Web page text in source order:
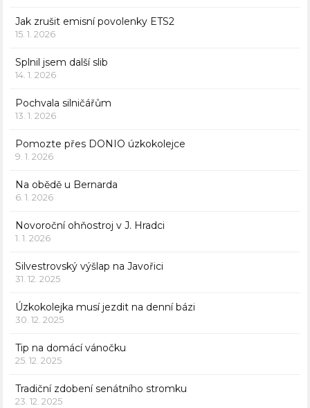
Jak zrušit emisní povolenky ETS2
15. 1. 2026
Splnil jsem další slib
14. 1. 2026
Pochvala silničářům
13. 1. 2026
Pomozte přes DONIO úzkokolejce
9. 1. 2026
Na obědě u Bernarda
6. 1. 2026
Novoroční ohňostroj v J. Hradci
1. 1. 2026
Silvestrovský výšlap na Javořici
31. 12. 2025
Úzkokolejka musí jezdit na denní bázi
30. 12. 2025
Tip na domácí vánočku
25. 12. 2025
Tradiční zdobení senátního stromku
23. 12. 2025